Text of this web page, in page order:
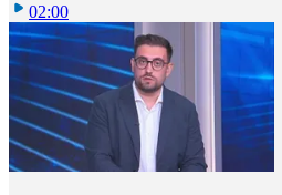
02:00